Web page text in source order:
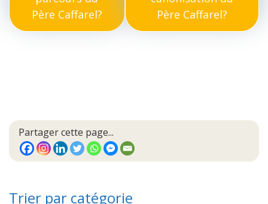
Père Caffarel?
Père Caffarel?
Partager cette page...
Trier par catégorie